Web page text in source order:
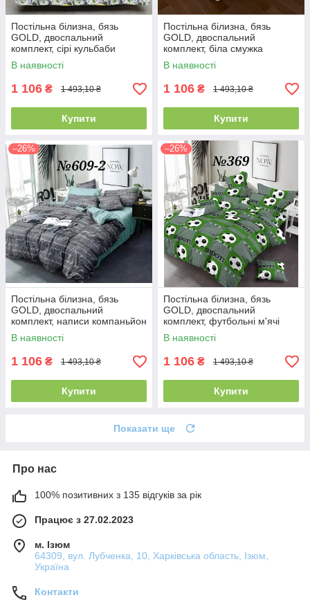
Постільна білизна, бязь
GOLD, двоспальний
комплект, сірі кульбаби
компаньйон
В наявності
1 106 ₴ 1 493,10 ₴
Купити
Постільна білизна, бязь
GOLD, двоспальний
комплект, біла смужка
однотонна
В наявності
1 106 ₴ 1 493,10 ₴
Купити
–26%
Постільна білизна, бязь
GOLD, двоспальний
комплект, написи компаньйон
В наявності
1 106 ₴ 1 493,10 ₴
Купити
–26%
Постільна білизна, бязь
GOLD, двоспальний
комплект, футбольні м'ячі
(футбол)
В наявності
1 106 ₴ 1 493,10 ₴
Купити
Показати ще
Про нас
100% позитивних з 135 відгуків за рік
Працює з 27.02.2023
м. Ізюм
64309, вул. Лубченка, 10, Харківська область, Ізюм,
Україна
Контакти